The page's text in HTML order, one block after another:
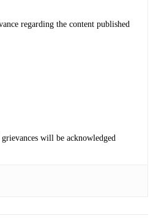
regarding the content published
will be acknowledged